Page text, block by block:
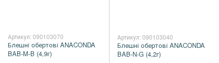
Артикул: 090103070
Блешні обертові ANACONDA
BAB-M-B (4,9г)
Артикул: 090103040
Блешні обертові ANACONDA
BAB-N-G (4,2г)